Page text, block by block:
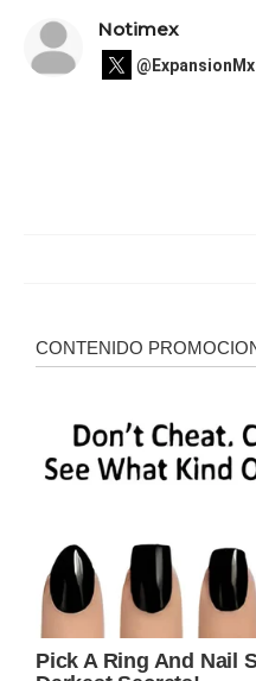
Notimex
@ExpansionMx